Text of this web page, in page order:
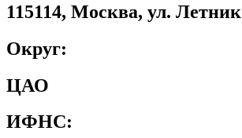
115114, Москва, ул.
Округ:
ЦАО
ИФНС: